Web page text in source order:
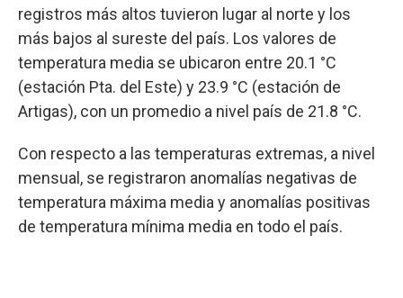
registros más altos tuvieron lugar al norte y los
más bajos al sureste del país. Los valores de
temperatura media se ubicaron entre 20.1 °C
(estación Pta. del Este) y 23.9 °C (estación de
Artigas), con un promedio a nivel país de 21.8 °C.
Con respecto a las temperaturas extremas, a nivel
mensual, se registraron anomalías negativas de
temperatura máxima media y anomalías positivas
de temperatura mínima media en todo el país.